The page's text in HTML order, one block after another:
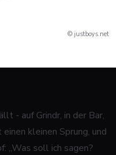
© justboys.net
- auf Grindr, in der Bar,
kleinen Sprung, und
„Was soll ich sagen?